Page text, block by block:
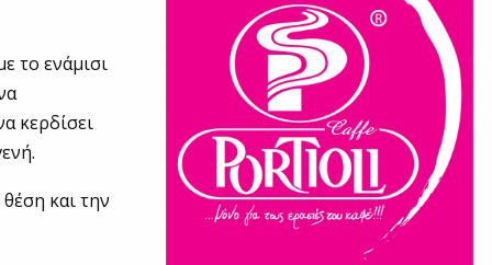
το ενάμισι
κερδίσει
και την